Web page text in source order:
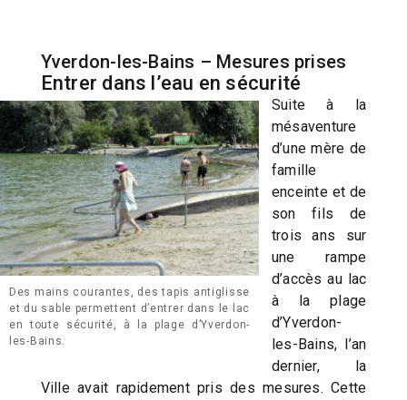
Yverdon-les-Bains – Mesures prises
Entrer dans l’eau en sécurité
Des mains courantes, des tapis antiglisse
et du sable permettent d’entrer dans le lac
en toute sécurité, à la plage d’Yverdon-
les-Bains.
Suite à la
mésaventure
d’une mère de
famille
enceinte et de
son fils de
trois ans sur
une rampe
d’accès au lac
à la plage
d’Yverdon-
les-Bains, l’an
dernier, la
Ville avait rapidement pris des mesures. Cette